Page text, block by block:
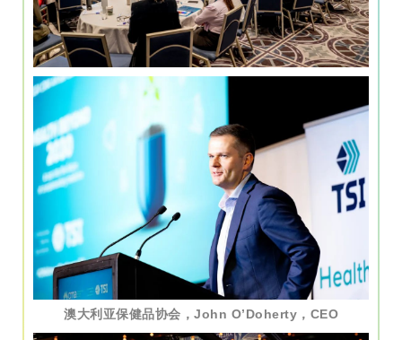
澳大利亚保健品协会，John O’Doherty，CEO